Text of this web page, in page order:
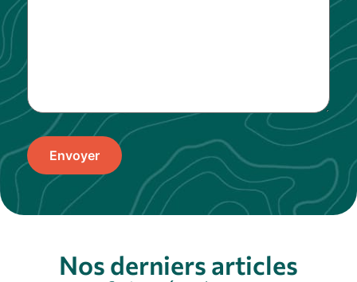
Envoyer
Nos derniers articles